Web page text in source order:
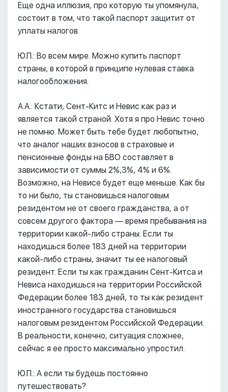
Еще одна иллюзия, про которую ты упомянула,
состоит в том, что такой паспорт защитит от
уплаты налогов.
Ю.П.: Во всем мире. Можно купить паспорт
страны, в которой в принципе нулевая ставка
налогообложения.
А.А.: Кстати, Сент-Китс и Невис как раз и
является такой страной. Хотя я про Невис точно
не помню. Может быть тебе будет любопытно,
что аналог наших взносов в страховые и
пенсионные фонды на БВО составляет в
зависимости от суммы 2%,3%, 4% и 6%.
Возможно, на Невисе будет еще меньше. Как бы
то ни было, ты становишься налоговым
резидентом не от своего гражданства, а от
совсем другого фактора –– время пребывания на
территории какой-либо страны. Если ты
находишься более 183 дней на территории
какой-либо страны, значит ты ее налоговый
резидент. Если ты как гражданин Сент-Китса и
Невиса находишься на территории Российской
Федерации более 183 дней, то ты как резидент
иностранного государства становишься
налоговым резидентом Российской Федерации.
В реальности, конечно, ситуация сложнее,
сейчас я ее просто максимально упростил.
Ю.П.: А если ты будешь постоянно
путешествовать?